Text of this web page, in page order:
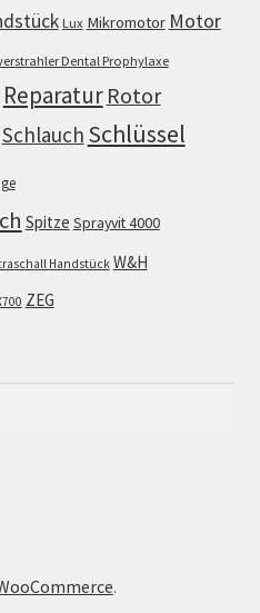
Lux Mikromotor Motor
Dental Prophylaxe
Reparatur Rotor
Schlauch Schlüssel
Spitze Sprayvit 4000
Handstück W&H
ZEG
.